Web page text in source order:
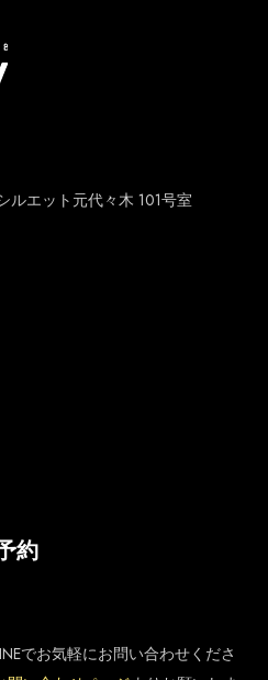
ルエット元代々木 101号室
約
でお気軽にお問い合わせくださ